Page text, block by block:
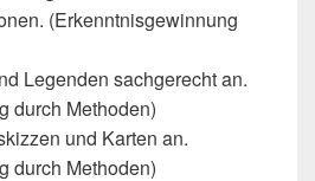
(Erkenntnisgewinnung
Legenden sachgerecht an.
durch Methoden)
und Karten an.
durch Methoden)